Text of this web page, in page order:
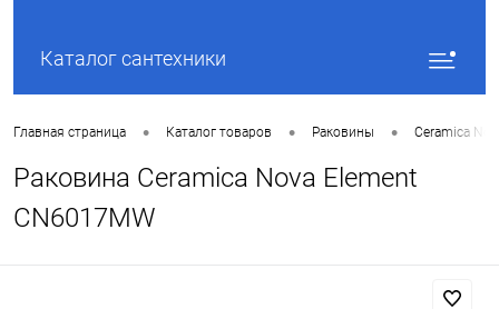
Каталог сантехники
Главная страница • Каталог товаров • Раковины • Ceramica
Раковина Ceramica Nova Element
CN6017MW